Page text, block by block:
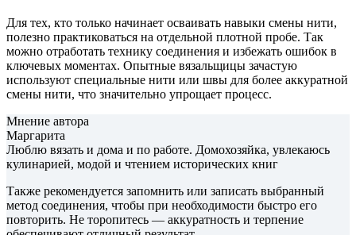
Для тех, кто только начинает осваивать навыки смены нити,
полезно практиковаться на отдельной плотной пробе. Так
можно отработать технику соединения и избежать ошибок в
ключевых моментах. Опытные вязальщицы зачастую
используют специальные нити или швы для более аккуратной
смены нити, что значительно упрощает процесс.
Мнение автора
Маргарита
Люблю вязать и дома и по работе. Домохозяйка, увлекаюсь
кулинарией, модой и чтением исторических книг
Также рекомендуется запомнить или записать выбранный
метод соединения, чтобы при необходимости быстро его
повторить. Не торопитесь — аккуратность и терпение